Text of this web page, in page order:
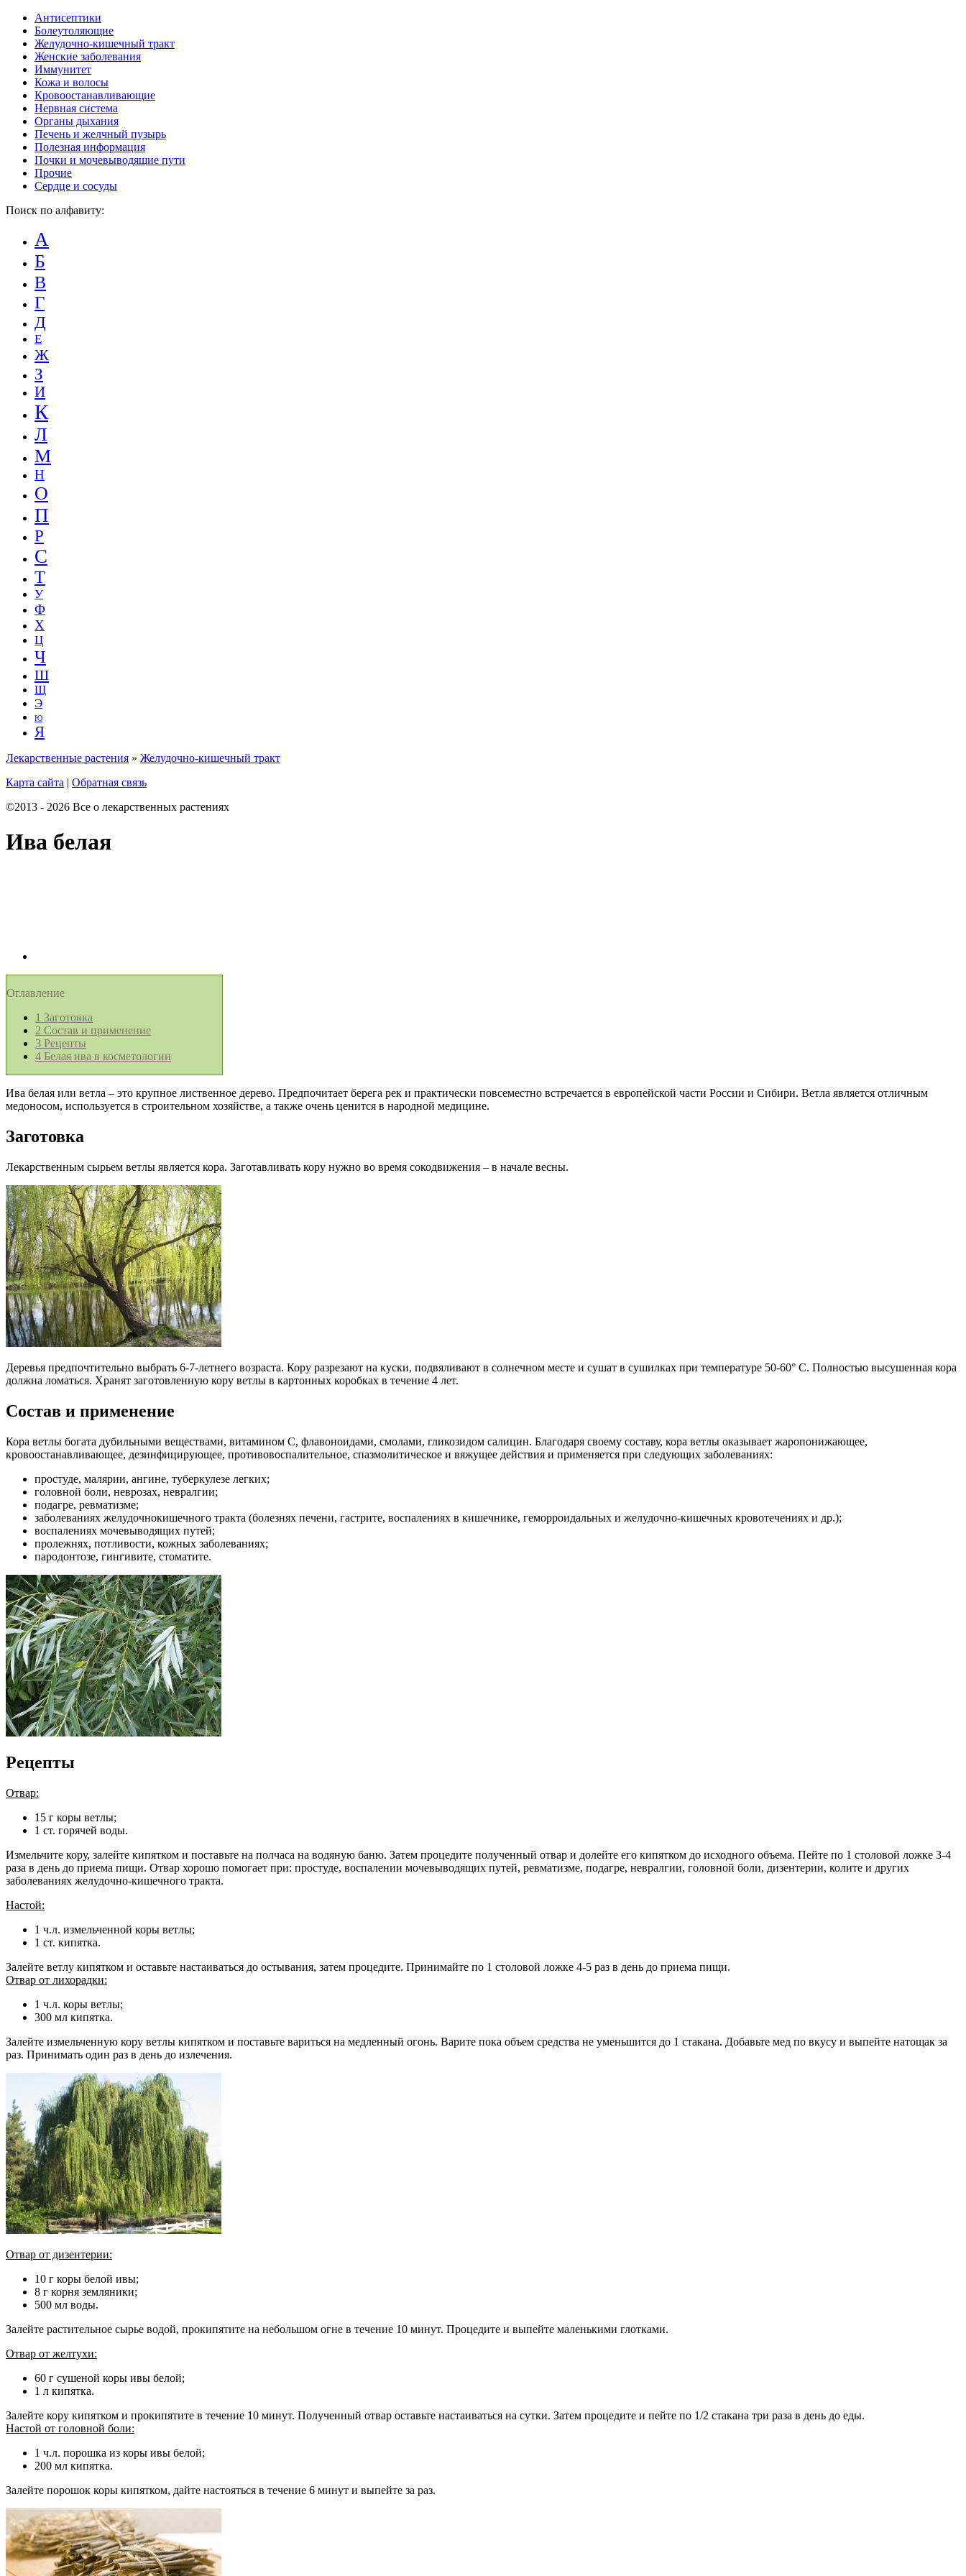
Антисептики
Болеутоляющие
Желудочно-кишечный тракт
Женские заболевания
Иммунитет
Кожа и волосы
Кровоостанавливающие
Нервная система
Органы дыхания
Печень и желчный пузырь
Полезная информация
Почки и мочевыводящие пути
Прочие
Сердце и сосуды
Поиск по алфавиту:
А
Б
В
Г
Д
Е
Ж
З
И
К
Л
М
Н
О
П
Р
С
Т
У
Ф
Х
Ц
Ч
Ш
Щ
Э
Ю
Я
Лекарственные растения » Желудочно-кишечный тракт
Карта сайта | Обратная связь
©2013 - 2026 Все о лекарственных растениях
Ива белая
Оглавление
1 Заготовка
2 Состав и применение
3 Рецепты
4 Белая ива в косметологии
Ива белая или ветла – это крупное лиственное дерево. Предпочитает берега рек и практически повсеместно встречается в европейской части России и Сибири. Ветла является отличным
медоносом, используется в строительном хозяйстве, а также очень ценится в народной медицине.
Заготовка
Лекарственным сырьем ветлы является кора. Заготавливать кору нужно во время сокодвижения – в начале весны.
Деревья предпочтительно выбрать 6-7-летнего возраста. Кору разрезают на куски, подвяливают в солнечном месте и сушат в сушилках при температуре 50-60° С. Полностью высушенная кора
должна ломаться. Хранят заготовленную кору ветлы в картонных коробках в течение 4 лет.
Состав и применение
Кора ветлы богата дубильными веществами, витамином C, флавоноидами, смолами, гликозидом салицин. Благодаря своему составу, кора ветлы оказывает жаропонижающее,
кровоостанавливающее, дезинфицирующее, противовоспалительное, спазмолитическое и вяжущее действия и применяется при следующих заболеваниях:
простуде, малярии, ангине, туберкулезе легких;
головной боли, неврозах, невралгии;
подагре, ревматизме;
заболеваниях желудочнокишечного тракта (болезнях печени, гастрите, воспалениях в кишечнике, геморроидальных и желудочно-кишечных кровотечениях и др.);
воспалениях мочевыводящих путей;
пролежнях, потливости, кожных заболеваниях;
пародонтозе, гингивите, стоматите.
Рецепты
Отвар:
15 г коры ветлы;
1 ст. горячей воды.
Измельчите кору, залейте кипятком и поставьте на полчаса на водяную баню. Затем процедите полученный отвар и долейте его кипятком до исходного объема. Пейте по 1 столовой ложке 3-4
раза в день до приема пищи. Отвар хорошо помогает при: простуде, воспалении мочевыводящих путей, ревматизме, подагре, невралгии, головной боли, дизентерии, колите и других
заболеваниях желудочно-кишечного тракта.
Настой:
1 ч.л. измельченной коры ветлы;
1 ст. кипятка.
Залейте ветлу кипятком и оставьте настаиваться до остывания, затем процедите. Принимайте по 1 столовой ложке 4-5 раз в день до приема пищи.
Отвар от лихорадки:
1 ч.л. коры ветлы;
300 мл кипятка.
Залейте измельченную кору ветлы кипятком и поставьте вариться на медленный огонь. Варите пока объем средства не уменьшится до 1 стакана. Добавьте мед по вкусу и выпейте натощак за
раз. Принимать один раз в день до излечения.
Отвар от дизентерии:
10 г коры белой ивы;
8 г корня земляники;
500 мл воды.
Залейте растительное сырье водой, прокипятите на небольшом огне в течение 10 минут. Процедите и выпейте маленькими глотками.
Отвар от желтухи:
60 г сушеной коры ивы белой;
1 л кипятка.
Залейте кору кипятком и прокипятите в течение 10 минут. Полученный отвар оставьте настаиваться на сутки. Затем процедите и пейте по 1/2 стакана три раза в день до еды.
Настой от головной боли:
1 ч.л. порошка из коры ивы белой;
200 мл кипятка.
Залейте порошок коры кипятком, дайте настояться в течение 6 минут и выпейте за раз.